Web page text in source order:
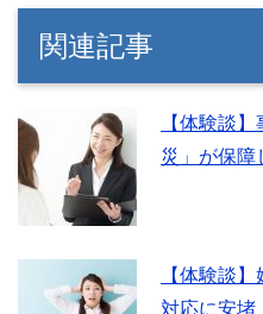
関連記事
【体験談
災」が保障
【体験談
対応に安堵